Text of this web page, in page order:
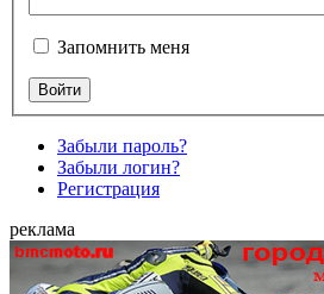
Запомнить меня
Забыли пароль?
Забыли логин?
Регистрация
реклама